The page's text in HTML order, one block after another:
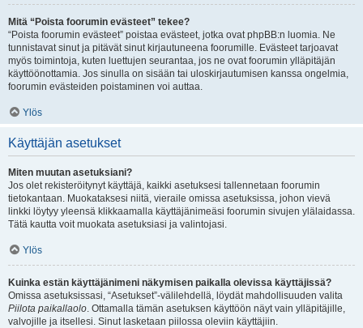
Mitä “Poista foorumin evästeet” tekee?
“Poista foorumin evästeet” poistaa evästeet, jotka ovat phpBB:n luomia. Ne
tunnistavat sinut ja pitävät sinut kirjautuneena foorumille. Evästeet tarjoavat
myös toimintoja, kuten luettujen seurantaa, jos ne ovat foorumin ylläpitäjän
käyttöönottamia. Jos sinulla on sisään tai uloskirjautumisen kanssa ongelmia,
foorumin evästeiden poistaminen voi auttaa.
Ylös
Käyttäjän asetukset
Miten muutan asetuksiani?
Jos olet rekisteröitynyt käyttäjä, kaikki asetuksesi tallennetaan foorumin
tietokantaan. Muokataksesi niitä, vieraile omissa asetuksissa, johon vievä
linkki löytyy yleensä klikkaamalla käyttäjänimeäsi foorumin sivujen ylälaidassa.
Tätä kautta voit muokata asetuksiasi ja valintojasi.
Ylös
Kuinka estän käyttäjänimeni näkymisen paikalla olevissa käyttäjissä?
Omissa asetuksissasi, “Asetukset”-välilehdellä, löydät mahdollisuuden valita
Piilota paikallaolo. Ottamalla tämän asetuksen käyttöön näyt vain ylläpitäjille,
valvojille ja itsellesi. Sinut lasketaan piilossa oleviin käyttäjiin.